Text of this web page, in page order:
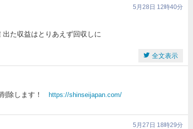
5月28日 12時40分
た収益はとりあえず回収しに
全文表示
除します！ https://shinseijapan.com/
5月27日 18時29分